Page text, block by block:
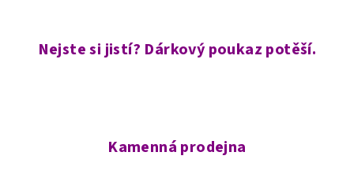
Nejste si jistí? Dárkový poukaz potěší.
Kamenná prodejna